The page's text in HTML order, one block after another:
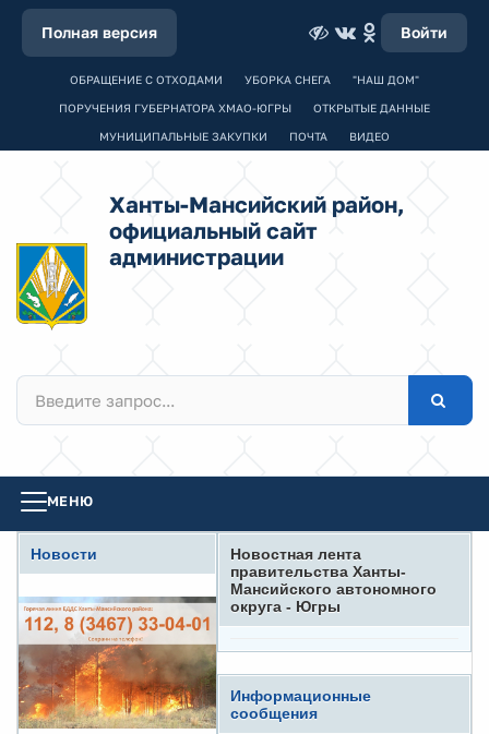
Полная версия Войти
ОБРАЩЕНИЕ С ОТХОДАМИ УБОРКА СНЕГА "НАШ ДОМ"
ПОРУЧЕНИЯ ГУБЕРНАТОРА ХМАО-ЮГРЫ ОТКРЫТЫЕ ДАННЫЕ
МУНИЦИПАЛЬНЫЕ ЗАКУПКИ ПОЧТА ВИДЕО
Ханты-Мансийский район,
официальный сайт
администрации
МЕНЮ
Новости
Новостная лента
правительства Ханты-
Мансийского автономного
округа - Югры
Информационные
сообщения